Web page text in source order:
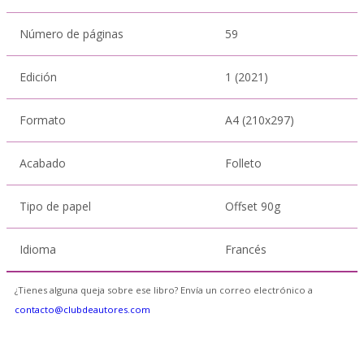
Número de páginas 59
Edición 1 (2021)
Formato A4 (210x297)
Acabado Folleto
Tipo de papel Offset 90g
Idioma Francés
¿Tienes alguna queja sobre ese libro? Envía un correo electrónico a
contacto@clubdeautores.com